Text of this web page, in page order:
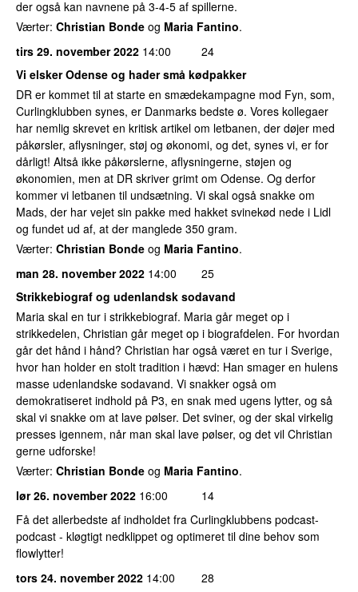
der også kan navnene på 3-4-5 af spillerne.
Værter: Christian Bonde og Maria Fantino.
tirs 29. november 2022 14:00
24
Vi elsker Odense og hader små kødpakker
DR er kommet til at starte en smædekampagne mod Fyn, som,
Curlingklubben synes, er Danmarks bedste ø. Vores kollegaer
har nemlig skrevet en kritisk artikel om letbanen, der døjer med
påkørsler, aflysninger, støj og økonomi, og det, synes vi, er for
dårligt! Altså ikke påkørslerne, aflysningerne, støjen og
økonomien, men at DR skriver grimt om Odense. Og derfor
kommer vi letbanen til undsætning. Vi skal også snakke om
Mads, der har vejet sin pakke med hakket svinekød nede i Lidl
og fundet ud af, at der manglede 350 gram.
Værter: Christian Bonde og Maria Fantino.
man 28. november 2022 14:00
25
Strikkebiograf og udenlandsk sodavand
Maria skal en tur i strikkebiograf. Maria går meget op i
strikkedelen, Christian går meget op i biografdelen. For hvordan
går det hånd i hånd? Christian har også været en tur i Sverige,
hvor han holder en stolt tradition i hævd: Han smager en hulens
masse udenlandske sodavand. Vi snakker også om
demokratiseret indhold på P3, en snak med ugens lytter, og så
skal vi snakke om at lave pølser. Det sviner, og der skal virkelig
presses igennem, når man skal lave pølser, og det vil Christian
gerne udforske!
Værter: Christian Bonde og Maria Fantino.
lør 26. november 2022 16:00
14
Få det allerbedste af indholdet fra Curlingklubbens podcast-
podcast - kløgtigt nedklippet og optimeret til dine behov som
flowlytter!
tors 24. november 2022 14:00
28